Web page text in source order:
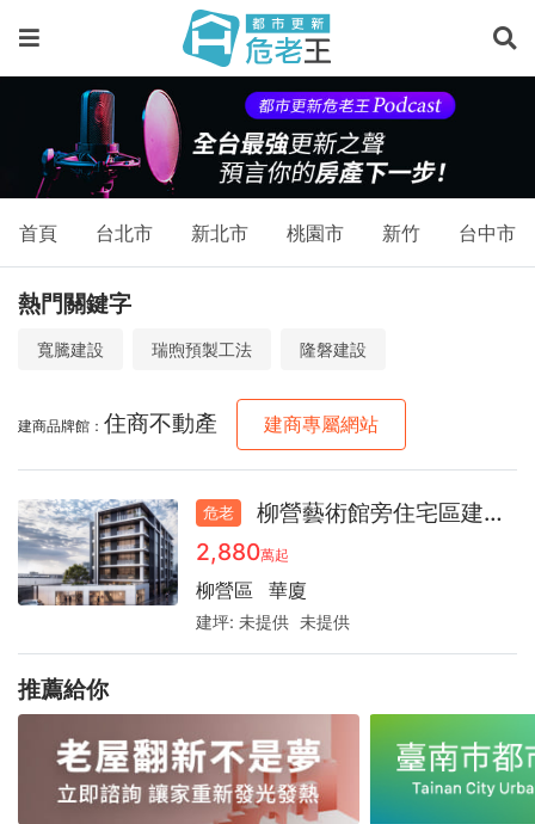
首頁 台北市 新北市 桃園市 新竹 台中市
熱門關鍵字
寬騰建設 瑞煦預製工法 隆磐建設
建商品牌館： 住商不動產 建商專屬網站
危老
柳營藝術館旁住宅區建地(持分)
2,880萬起
柳營區 華廈
建坪:未提供 未提供
推薦給你